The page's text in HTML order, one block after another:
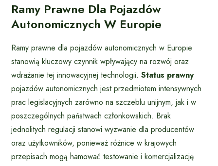
Ramy Prawne Dla Pojazdów
Autonomicznych W Europie
Ramy prawne dla pojazdów autonomicznych w Europie
stanowią kluczowy czynnik wpływający na rozwój oraz
wdrażanie tej innowacyjnej technologii. Status prawny
pojazdów autonomicznych jest przedmiotem intensywnych
prac legislacyjnych zarówno na szczeblu unijnym, jak i w
poszczególnych państwach członkowskich. Brak
jednolitych regulacji stanowi wyzwanie dla producentów
oraz użytkowników, ponieważ różnice w krajowych
przepisach mogą hamować testowanie i komercjalizację